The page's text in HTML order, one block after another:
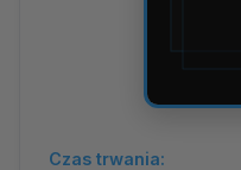
Czas trwania: